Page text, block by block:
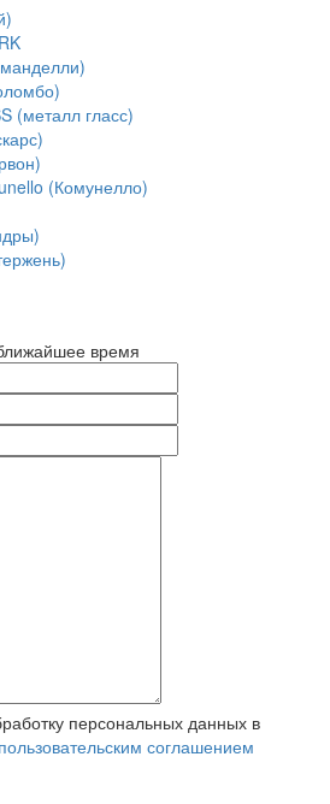
(металл гласс)
(Комунелло)
время
персональных данных в
соглашением